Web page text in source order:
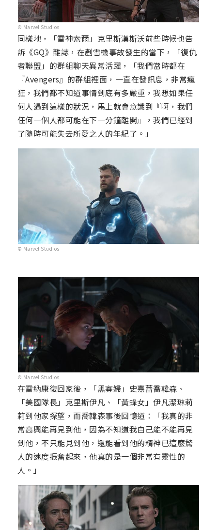
© Marvel Studios
同樣地，「雷神索爾」克里斯漢斯沃前些時候也告
訴《GQ》雜誌，在剷雪機事故發生的當下，「復仇
者聯盟」的群組聊天異常活躍，「我們當時都在
『Avengers』的群組裡面，一直在發訊息，非常瘋
狂，我們都不知道事情到底有多嚴重，我想如果任
何人遇到這樣的狀況，馬上就會意識到『啊，我們
任何一個人都可能在下一分鐘離開』，我們已經到
了隨時可能失去所愛之人的年紀了。」
© Marvel Studios
© Marvel Studios
在雷納康復回家後，「黑寡婦」史嘉蕾喬韓森、
「美國隊長」克里斯伊凡、「黃蜂女」伊凡潔琳莉
莉到他家探望，而喬韓森事後回憶道：「我真的非
常高興能再見到他，因為不知道我自己能不能再見
到他，不只能見到他，還能看到他的精神已這麼驚
人的速度振奮起來，他真的是一個非常有靈性的
人。」